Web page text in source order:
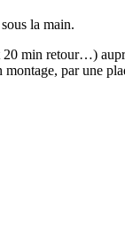
la main.
20 min retour…)
par une